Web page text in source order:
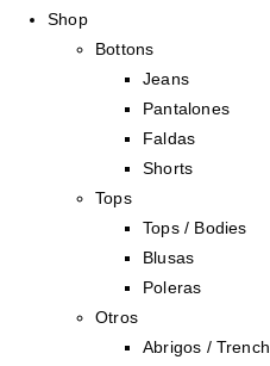
Shop
Bottons
Jeans
Pantalones
Faldas
Shorts
Tops
Tops / Bodies
Blusas
Poleras
Otros
Abrigos / Trench